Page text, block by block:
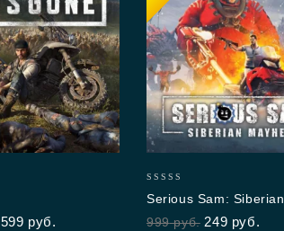
599 руб.
out
of
Serious Sam: Siberian
Mayhem
999руб. 249 руб.